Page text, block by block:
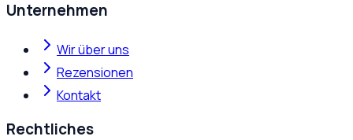
Unternehmen
Wir über uns
Rezensionen
Kontakt
Rechtliches